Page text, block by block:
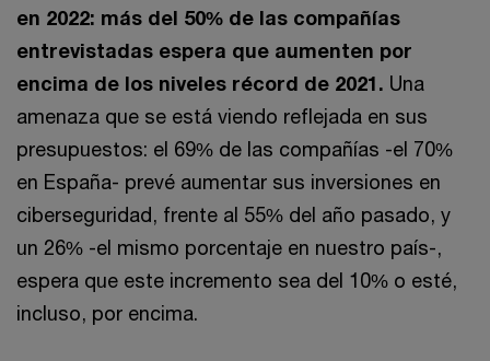
en 2022: más del 50% de las compañías
entrevistadas espera que aumenten por
encima de los niveles récord de 2021. Una
amenaza que se está viendo reflejada en sus
presupuestos: el 69% de las compañías -el 70%
en España- prevé aumentar sus inversiones en
ciberseguridad, frente al 55% del año pasado, y
un 26% -el mismo porcentaje en nuestro país-,
espera que este incremento sea del 10% o esté,
incluso, por encima.